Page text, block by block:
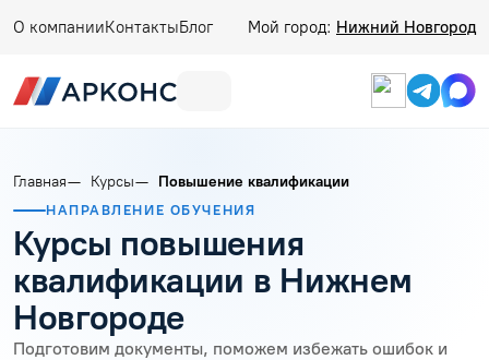
О компанииКонтактыБлог Мой город: Нижний Новгород
Главная Курсы Повышение квалификации
НАПРАВЛЕНИЕ ОБУЧЕНИЯ
Курсы повышения
квалификации в Нижнем
Новгороде
Подготовим документы, поможем избежать ошибок и